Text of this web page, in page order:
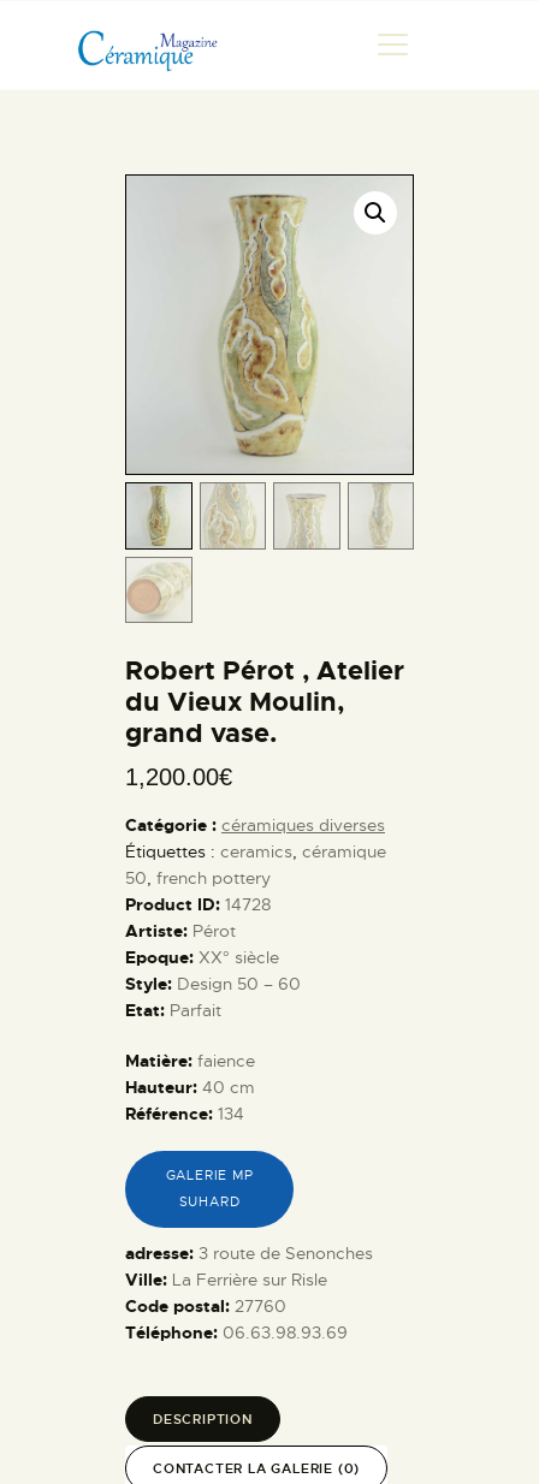
MAGAZINE
CHRONIQUES DE LUC
LES ARTISTES
MARCHANDES
DOCUMENTATION
CONTACT
ESPACE PRO
Robert Pérot , Atelier
du Vieux Moulin,
grand vase.
1,200.00€
Catégorie : céramiques diverses
Étiquettes : ceramics, céramique
50, french pottery
Product ID: 14728
Artiste: Pérot
Epoque: XX° siècle
Style: Design 50 – 60
Etat: Parfait
Matière: faience
Hauteur: 40 cm
Référence: 134
GALERIE MP
SUHARD
adresse: 3 route de Senonches
Ville: La Ferrière sur Risle
Code postal: 27760
Téléphone: 06.63.98.93.69
DESCRIPTION
CONTACTER LA GALERIE (0)